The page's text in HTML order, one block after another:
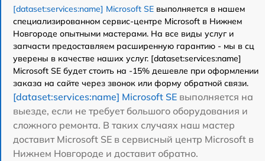
[dataset:services:name] Microsoft SE выполняется в нашем
специализированном сервис-центре Microsoft в Нижнем
Новгороде опытными мастерами. На все виды услуг и
запчасти предоставляем расширенную гарантию - мы в сц
уверены в качестве наших услуг. [dataset:services:name]
Microsoft SE будет стоить на -15% дешевле при оформлении
заказа на сайте через звонок или форму обратной связи.
[dataset:services:name] Microsoft SE выполняется на
выезде, если не требует большого оборудования и
сложного ремонта. В таких случаях наш мастер
доставит Microsoft SE в сервисный центр Microsoft в
Нижнем Новгороде и доставит обратно.